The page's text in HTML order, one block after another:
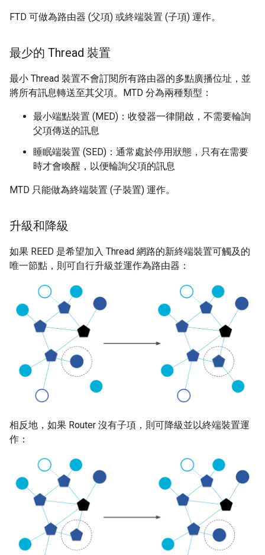
FTD 可做為路由器 (父項) 或終端裝置 (子項) 運作。
最少的 Thread 裝置
最小 Thread 裝置不會訂閱所有路由器的多點廣播位址，並
將所有訊息轉送至其父項。MTD 分為兩種類型：
最小端點裝置 (MED)：收發器一律開啟，不需要輪詢
父項傳送的訊息
睡眠端裝置 (SED)：通常處於停用狀態，只有在需要
時才會喚醒，以便輪詢父項的訊息
MTD 只能做為終端裝置 (子裝置) 運作。
升級和降級
如果 REED 是希望加入 Thread 網路的新終端裝置可觸及的
唯一節點，則可自行升級並運作為路由器：
相反地，如果 Router 沒有子項，則可降級並以終端裝置運
作：